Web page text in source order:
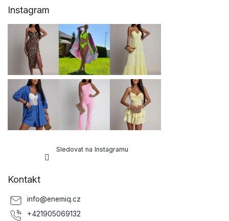
Instagram
Sledovat na Instagramu
Kontakt
info@enemiq.cz
+421905069132